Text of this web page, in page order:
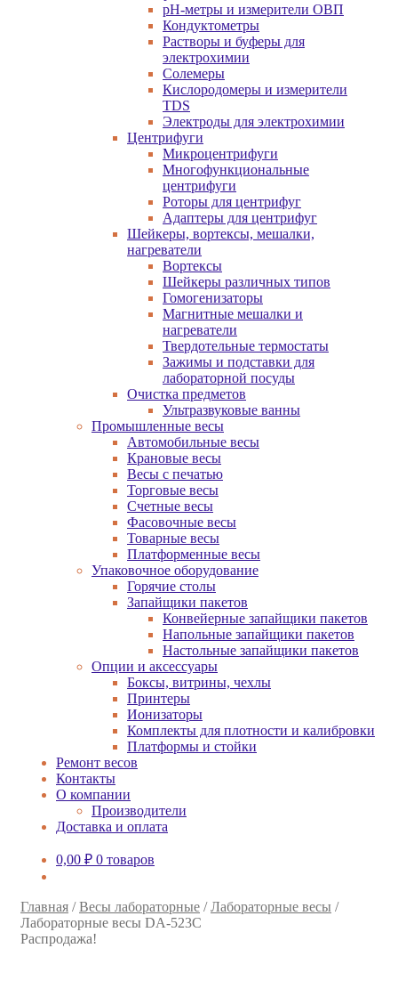
pH-метры и измерители ОВП
Кондуктометры
Растворы и буферы для
электрохимии
Солемеры
Кислородомеры и измерители
TDS
Электроды для электрохимии
Центрифуги
Микроцентрифуги
Многофункциональные
центрифуги
Роторы для центрифуг
Адаптеры для центрифуг
Шейкеры, вортексы, мешалки,
нагреватели
Вортексы
Шейкеры различных типов
Гомогенизаторы
Магнитные мешалки и
нагреватели
Твердотельные термостаты
Зажимы и подставки для
лабораторной посуды
Очистка предметов
Ультразвуковые ванны
Промышленные весы
Автомобильные весы
Крановые весы
Весы с печатью
Торговые весы
Счетные весы
Фасовочные весы
Товарные весы
Платформенные весы
Упаковочное оборудование
Горячие столы
Запайщики пакетов
Конвейерные запайщики пакетов
Напольные запайщики пакетов
Настольные запайщики пакетов
Опции и аксессуары
Боксы, витрины, чехлы
Принтеры
Ионизаторы
Комплекты для плотности и калибровки
Платформы и стойки
Ремонт весов
Контакты
О компании
Производители
Доставка и оплата
0,00 ₽ 0 товаров
Главная /Весы лабораторные /Лабораторные весы /
Лабораторные весы DA-523C
Распродажа!